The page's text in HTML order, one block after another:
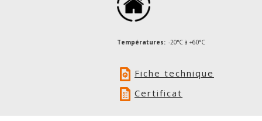
Températures: -20°C à +60°C
Fiche technique
Certificat